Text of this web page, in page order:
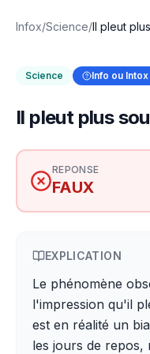
Infox/Science/Il pleut
Science Info ou Intox
Il pleut plus
REPONSE
FAUX
EXPLICATION
Le phénomène
l'impression qu'il
est en réalité un
les jours de repos,